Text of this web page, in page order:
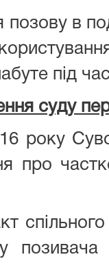
позову в
під
суду
року
про